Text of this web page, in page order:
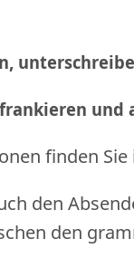
und
finden Sie
den
den